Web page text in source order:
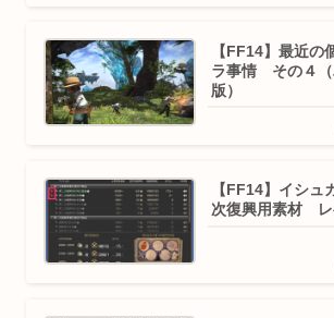
【FF14】最近の
ラ事情 その４（
版）
【FF14】イシ
次復興用素材 レ